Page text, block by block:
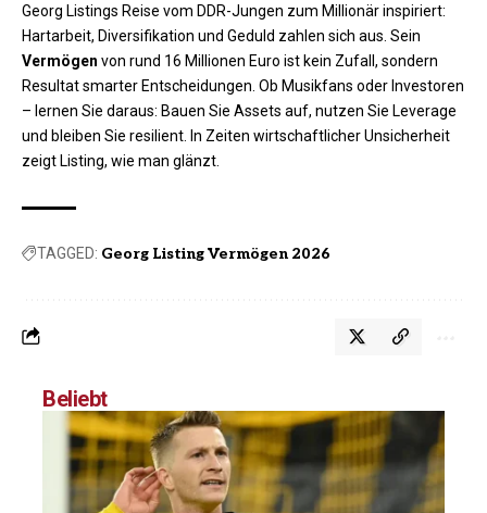
Georg Listings Reise vom DDR-Jungen zum Millionär inspiriert:
Hartarbeit, Diversifikation und Geduld zahlen sich aus. Sein
Vermögen von rund 16 Millionen Euro ist kein Zufall, sondern
Resultat smarter Entscheidungen. Ob Musikfans oder Investoren
– lernen Sie daraus: Bauen Sie Assets auf, nutzen Sie Leverage
und bleiben Sie resilient. In Zeiten wirtschaftlicher Unsicherheit
zeigt Listing, wie man glänzt.
TAGGED: Georg Listing Vermögen 2026
Beliebt